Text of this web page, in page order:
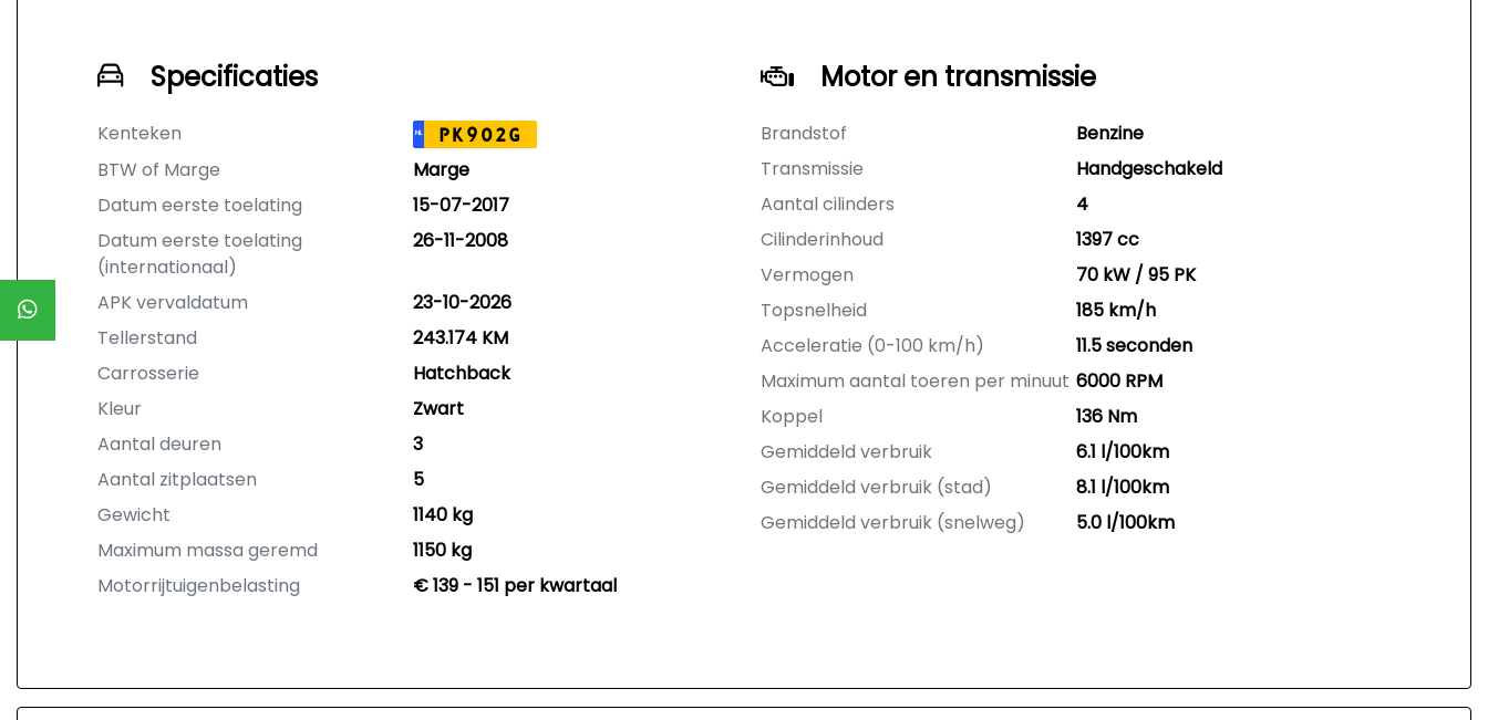
Specificaties
Kenteken NL PK902G
BTW of Marge
Marge
Datum eerste toelating
15-07-2017
Datum eerste toelating
(internationaal)
26-11-2008
APK vervaldatum
23-10-2026
Tellerstand
243.174 KM
Carrosserie
Hatchback
Kleur
Zwart
Aantal deuren
3
Aantal zitplaatsen
5
Gewicht
1140 kg
Maximum massa geremd
1150 kg
Motorrijtuigenbelasting
€ 139 - 151 per kwartaal
Motor en transmissie
Brandstof
Benzine
Transmissie
Handgeschakeld
Aantal cilinders
4
Cilinderinhoud
1397 cc
Vermogen
70 kW / 95 PK
Topsnelheid
185 km/h
Acceleratie (0-100 km/h)
11.5 seconden
Maximum aantal toeren per minuut 6000 RPM
Koppel
136 Nm
Gemiddeld verbruik
6.1 l/100km
Gemiddeld verbruik (stad)
8.1 l/100km
Gemiddeld verbruik (snelweg)
5.0 l/100km